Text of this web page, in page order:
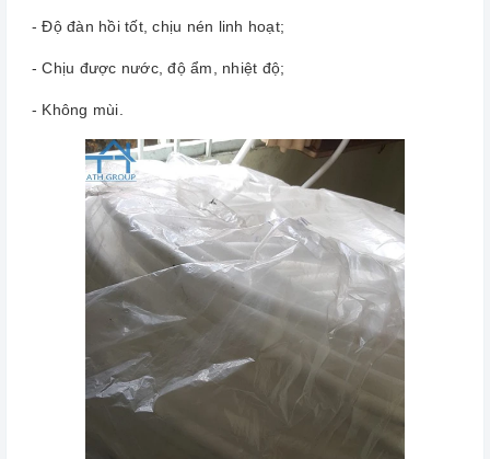
- Độ đàn hồi tốt, chịu nén linh hoạt;
- Chịu được nước, độ ẩm, nhiệt độ;
- Không mùi.